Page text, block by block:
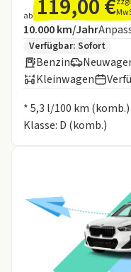
ab 119,00 €
Angebotsdetails:
Inklusive Laufleistung
10.000 km/Jahr
Zusätzliche
Verfügbar: Sofort
Benzin
Kleinwagen
* 5,3 l/100 km (komb.)
Klasse: D (komb.)